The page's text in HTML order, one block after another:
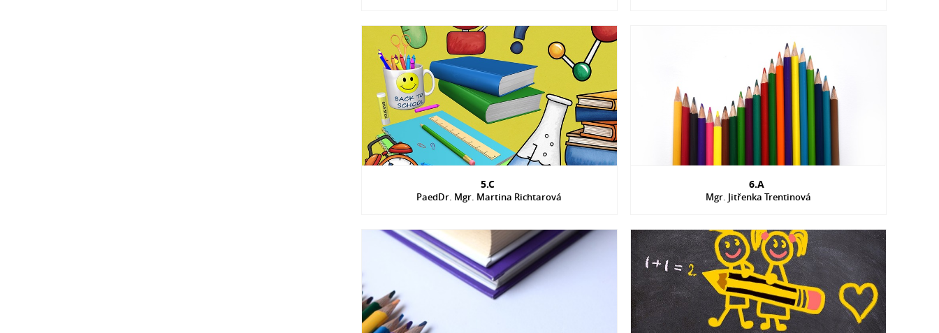
5.C
PaedDr. Mgr. Martina Richtarová
6.A
Mgr. Jitřenka Trentinová